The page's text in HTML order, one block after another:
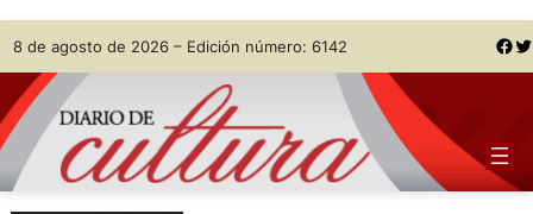
Saltar
al
contenido
Skip
to
content
8 de agosto de 2026 – Edición número: 6142 Facebook Twitter